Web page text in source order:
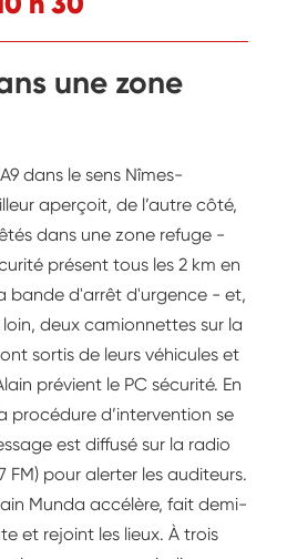
une zone
dans le sens Nîmes-
aperçoit, de l’autre côté,
dans une zone refuge -
présent tous les 2 km en
bande d'arrêt d'urgence - et,
deux camionnettes sur la
sortis de leurs véhicules et
prévient le PC sécurité. En
procédure d’intervention se
est diffusé sur la radio
FM) pour alerter les auditeurs.
Munda accélère, fait demi-
et rejoint les lieux. À trois